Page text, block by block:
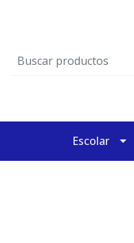
Escolar